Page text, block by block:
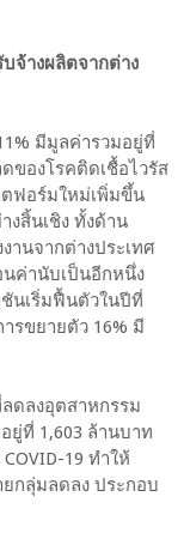
จ้างผลิตจากต่าง
มีมูลค่ารวมอยู่ที่
ของโรคติดเชื้อไวรัส
ตฟอร์มใหม่เพิ่มขึ้น
งสิ้นเชิง ทั้งด้าน
านจากต่างประเทศ
ค่านับเป็นอีกหนึ่ง
นเริ่มฟื้นตัวในปีที่
รขยายตัว 16% มี
ดลงอุตสาหกรรม
ยู่ที่ 1,603 ล้านบาท
19 ทำให้
กลุ่มลดลง ประกอบ